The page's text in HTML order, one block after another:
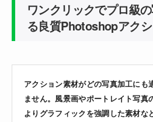
ワンクリックでプロ級
る良質Photoshopアク
アクション素材がどの写真加工にも
ません。風景画やポートレイト写真
よりグラフィックを強調した素材な